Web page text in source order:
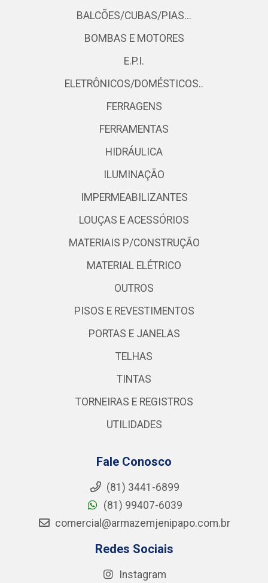
BALCÕES/CUBAS/PIAS...
BOMBAS E MOTORES
E.P.I.
ELETRÔNICOS/DOMÉSTICOS..
FERRAGENS
FERRAMENTAS
HIDRÁULICA
ILUMINAÇÃO
IMPERMEABILIZANTES
LOUÇAS E ACESSÓRIOS
MATERIAIS P/CONSTRUÇÃO
MATERIAL ELÉTRICO
OUTROS
PISOS E REVESTIMENTOS
PORTAS E JANELAS
TELHAS
TINTAS
TORNEIRAS E REGISTROS
UTILIDADES
Fale Conosco
(81) 3441-6899
(81) 99407-6039
comercial@armazemjenipapo.com.br
Redes Sociais
Instagram